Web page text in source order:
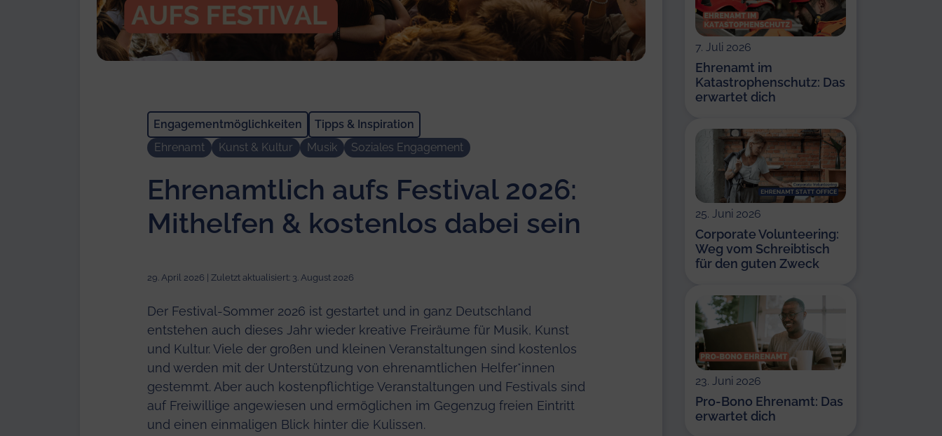
Engagementmöglichkeiten
Tipps & Inspiration
Ehrenamt
Kunst & Kultur Musik Soziales Engagement
Ehrenamtlich aufs Festival 2026:
Mithelfen & kostenlos dabei sein
29. April 2026 | Zuletzt aktualisiert: 3. August 2026
Der Festival-Sommer 2026 ist gestartet und in ganz Deutschland
entstehen auch dieses Jahr wieder kreative Freiräume für Musik, Kunst
und Kultur. Viele der großen und kleinen Veranstaltungen sind kostenlos
und werden mit der Unterstützung von ehrenamtlichen Helfer*innen
gestemmt. Aber auch kostenpflichtige Veranstaltungen und Festivals sind
auf Freiwillige angewiesen und ermöglichen im Gegenzug freien Eintritt
und einen einmaligen Blick hinter die Kulissen.
7. Juli 2026
Ehrenamt im
Katastrophenschutz: Das
erwartet dich
25. Juni 2026
Corporate Volunteering:
Weg vom Schreibtisch
für den guten Zweck
23. Juni 2026
Pro-Bono Ehrenamt: Das
erwartet dich